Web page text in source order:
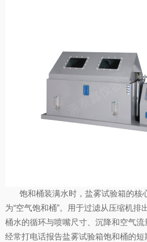
饱和桶装满水时，盐雾试验箱的核
为“空气饱和桶”。用于过滤从压缩机排
桶水的循环与喷嘴尺寸、沉降和空气
经常打电话报告盐雾试验箱饱和桶的短